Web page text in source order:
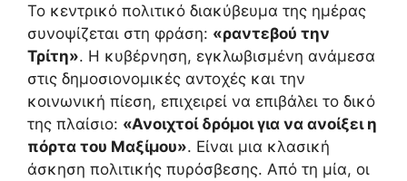
Το κεντρικό πολιτικό διακύβευμα της ημέρας
συνοψίζεται στη φράση: «ραντεβού την
Τρίτη». Η κυβέρνηση, εγκλωβισμένη ανάμεσα
στις δημοσιονομικές αντοχές και την
κοινωνική πίεση, επιχειρεί να επιβάλει το δικό
της πλαίσιο: «Ανοιχτοί δρόμοι για να ανοίξει η
πόρτα του Μαξίμου». Είναι μια κλασική
άσκηση πολιτικής πυρόσβεσης. Από τη μία, οι